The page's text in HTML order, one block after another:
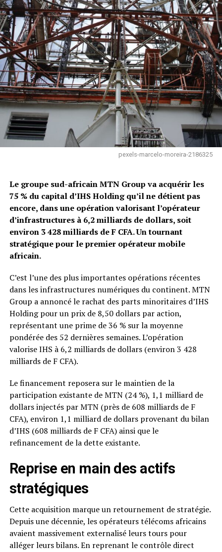
pexels-marcelo-moreira-2186325
Le groupe sud-africain MTN Group va acquérir les
75 % du capital d’IHS Holding qu’il ne détient pas
encore, dans une opération valorisant l’opérateur
d’infrastructures à 6,2 milliards de dollars, soit
environ 3 428 milliards de F CFA. Un tournant
stratégique pour le premier opérateur mobile
africain.
C’est l’une des plus importantes opérations récentes
dans les infrastructures numériques du continent. MTN
Group a annoncé le rachat des parts minoritaires d’IHS
Holding pour un prix de 8,50 dollars par action,
représentant une prime de 36 % sur la moyenne
pondérée des 52 dernières semaines. L’opération
valorise IHS à 6,2 milliards de dollars (environ 3 428
milliards de F CFA).
Le financement reposera sur le maintien de la
participation existante de MTN (24 %), 1,1 milliard de
dollars injectés par MTN (près de 608 milliards de F
CFA), environ 1,1 milliard de dollars provenant du bilan
d’IHS (608 milliards de F CFA) ainsi que le
refinancement de la dette existante.
Reprise en main des actifs
stratégiques
Cette acquisition marque un retournement de stratégie.
Depuis une décennie, les opérateurs télécoms africains
avaient massivement externalisé leurs tours pour
alléger leurs bilans. En reprenant le contrôle direct